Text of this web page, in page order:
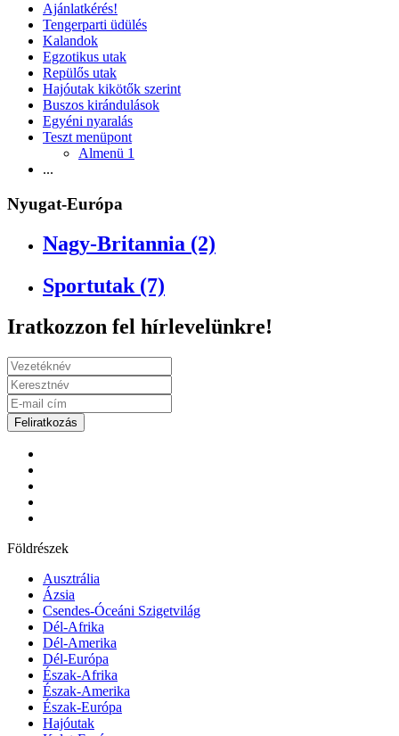
Ajánlatkérés!
Tengerparti üdülés
Kalandok
Egzotikus utak
Repülős utak
Hajóutak kikötők szerint
Buszos kirándulások
Egyéni nyaralás
Teszt menüpont
Almenü 1
...
Nyugat-Európa
Nagy-Britannia (2)
Sportutak (7)
Iratkozzon fel hírlevelünkre!
Feliratkozás
Földrészek
Ausztrália
Ázsia
Csendes-Óceáni Szigetvilág
Dél-Afrika
Dél-Amerika
Dél-Európa
Észak-Afrika
Észak-Amerika
Észak-Európa
Hajóutak